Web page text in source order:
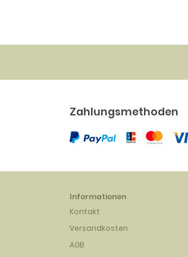
Zahlungsmethoden
Informationen
Kontakt
Versandkosten
AGB